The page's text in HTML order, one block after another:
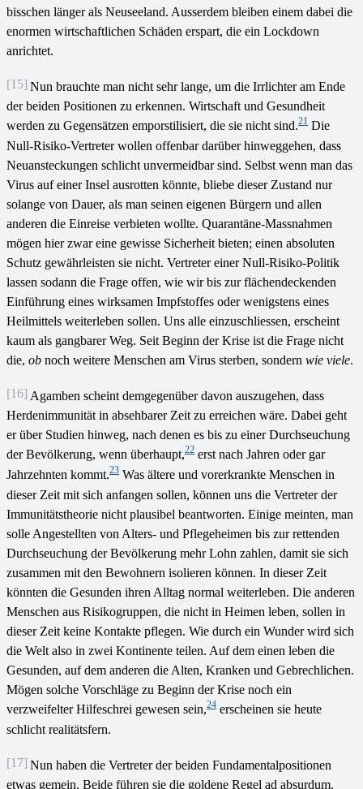
bisschen länger als Neuseeland. Ausserdem bleiben einem dabei die
enormen wirtschaftlichen Schäden erspart, die ein Lockdown
anrichtet.
[15] Nun brauchte man nicht sehr lange, um die Irrlichter am Ende
der beiden Positionen zu erkennen. Wirtschaft und Gesundheit
werden zu Gegensätzen emporstilisiert, die sie nicht sind.21 Die
Null-Risiko-Vertreter wollen offenbar darüber hinweggehen, dass
Neuansteckungen schlicht unvermeidbar sind. Selbst wenn man das
Virus auf einer Insel ausrotten könnte, bliebe dieser Zustand nur
solange von Dauer, als man seinen eigenen Bürgern und allen
anderen die Einreise verbieten wollte. Quarantäne-Massnahmen
mögen hier zwar eine gewisse Sicherheit bieten; einen absoluten
Schutz gewährleisten sie nicht. Vertreter einer Null-Risiko-Politik
lassen sodann die Frage offen, wie wir bis zur flächendeckenden
Einführung eines wirksamen Impfstoffes oder wenigstens eines
Heilmittels weiterleben sollen. Uns alle einzuschliessen, erscheint
kaum als gangbarer Weg. Seit Beginn der Krise ist die Frage nicht
die, ob noch weitere Menschen am Virus sterben, sondern wie viele.
[16] Agamben scheint demgegenüber davon auszugehen, dass
Herdenimmunität in absehbarer Zeit zu erreichen wäre. Dabei geht
er über Studien hinweg, nach denen es bis zu einer Durchseuchung
der Bevölkerung, wenn überhaupt,22 erst nach Jahren oder gar
Jahrzehnten kommt.23 Was ältere und vorerkrankte Menschen in
dieser Zeit mit sich anfangen sollen, können uns die Vertreter der
Immunitätstheorie nicht plausibel beantworten. Einige meinten, man
solle Angestellten von Alters- und Pflegeheimen bis zur rettenden
Durchseuchung der Bevölkerung mehr Lohn zahlen, damit sie sich
zusammen mit den Bewohnern isolieren können. In dieser Zeit
könnten die Gesunden ihren Alltag normal weiterleben. Die anderen
Menschen aus Risikogruppen, die nicht in Heimen leben, sollen in
dieser Zeit keine Kontakte pflegen. Wie durch ein Wunder wird sich
die Welt also in zwei Kontinente teilen. Auf dem einen leben die
Gesunden, auf dem anderen die Alten, Kranken und Gebrechlichen.
Mögen solche Vorschläge zu Beginn der Krise noch ein
verzweifelter Hilfeschrei gewesen sein,24 erscheinen sie heute
schlicht realitätsfern.
[17] Nun haben die Vertreter der beiden Fundamentalpositionen
etwas gemein. Beide führen sie die goldene Regel ad absurdum.